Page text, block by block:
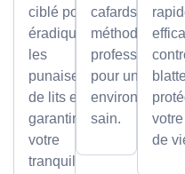
ciblé pour
éradiquer
les
punaises
de lits et
garantir
votre
tranquillité.
cafards avec
méthodes
pour un
environnement
sain.
de